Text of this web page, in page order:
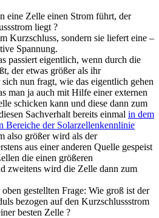
eine Zelle einen Strom führt, der
liegt ?
Kurzschluss, sondern sie liefert eine –
Spannung.
passiert eigentlich, wenn durch die
der etwas größer als ihr
nun fragt, wie das eigentlich gehen
man ja auch mit Hilfe einer externen
schicken kann und diese dann zum
Sachverhalt bereits einmal in dem
Bereiche der Solarzellenkennlinie
also größer wird als der
aus einer anderen Quelle gespeist
die einen größeren
zweitens wird die Zelle dann zum
gestellten Frage: Wie groß ist der
bezogen auf den Kurzschlussstrom
besten Zelle ?